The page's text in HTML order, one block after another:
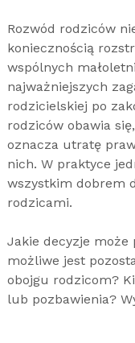
Rozwód rodziców
koniecznością
wspólnych
najważniejszych
rodzicielskiej po
rodziców obawia
oznacza utratę
nich. W praktyce
wszystkim dobrem
rodzicami.
Jakie decyzje może
możliwe jest
obojgu rodzicom?
lub pozbawienia?